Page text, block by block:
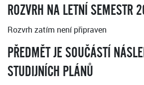
ROZVRH NA LETNÍ
Rozvrh zatím není připraven
PŘEDMĚT JE SOUČÁSTÍ
STUDIJNÍCH PLÁNŮ